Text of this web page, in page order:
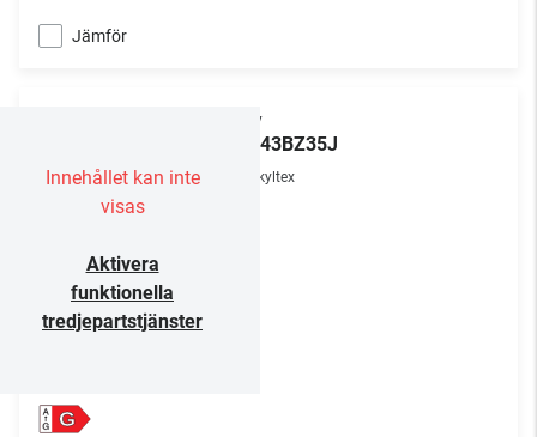
Jämför
Innehållet kan inte
visas
Aktivera
funktionella
tredjepartstjänster
Sony
FW-43BZ35J
Skyltex
G